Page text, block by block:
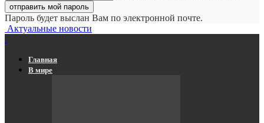
Пароль будет выслан Вам по электронной почте.
Актуальные новости
Главная
В мире